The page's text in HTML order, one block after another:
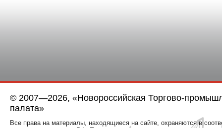
© 2007—2026, «Новороссийская Торгово-
палата»
Все права на материалы, находящиеся на сайте, охраняются в